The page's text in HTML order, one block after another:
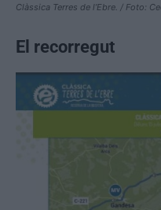
Clàssica Terres de l’Ebre. / Foto:
El recorregut